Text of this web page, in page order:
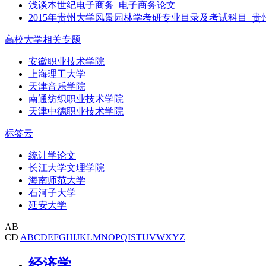
浅谈本世纪电子商务_电子商务论文
2015年贵州大学风景园林学考研专业目录及考试科目_贵
高校大学相关专题
安徽职业技术学院
上海理工大学
天津音乐学院
南通纺织职业技术学院
天津中德职业技术学院
标签云
统计学论文
长江大学文理学院
海南师范大学
石河子大学
延安大学
AB
CD ABCDEFGHIJKLMNOPQISTUVWXYZ